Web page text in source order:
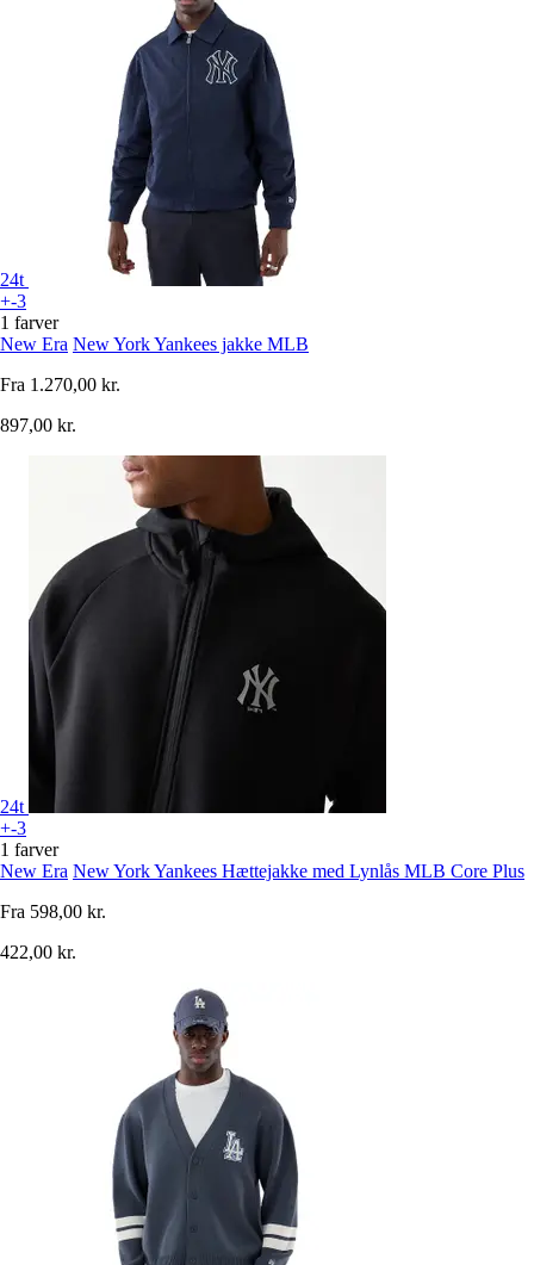
24t
+-3
1 farver
New Era New York Yankees jakke MLB
Fra 1.270,00 kr.
897,00 kr.
24t
+-3
1 farver
New Era New York Yankees Hættejakke med Lynlås MLB Core Plus
Fra 598,00 kr.
422,00 kr.